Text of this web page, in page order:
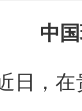
中
日，